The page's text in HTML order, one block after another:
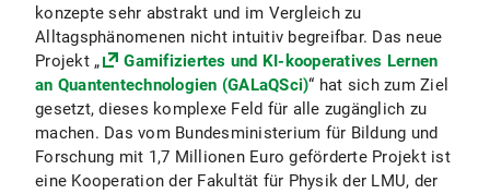
konzepte sehr abstrakt und im Vergleich zu
Alltagsphänomenen nicht intuitiv begreifbar. Das neue
Projekt „
Gamifiziertes und KI-kooperatives Lernen
an Quantentechnologien (GALaQSci)“ hat sich zum Ziel
gesetzt, dieses komplexe Feld für alle zugänglich zu
machen. Das vom Bundesministerium für Bildung und
Forschung mit 1,7 Millionen Euro geförderte Projekt ist
eine Kooperation der Fakultät für Physik der LMU, der